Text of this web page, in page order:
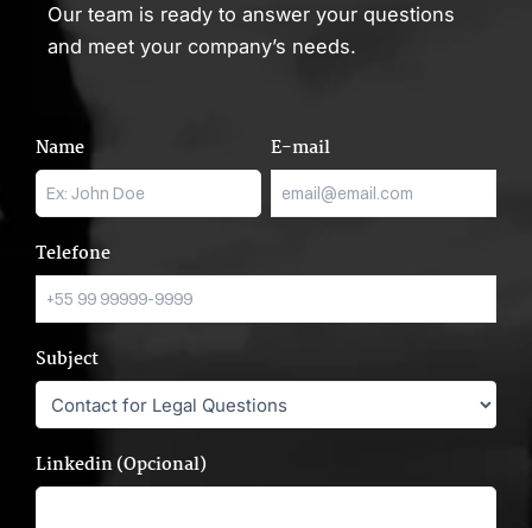
Our team is ready to answer your questions
and meet your company’s needs.
Name E-mail
Telefone
Subject
Linkedin (Opcional)